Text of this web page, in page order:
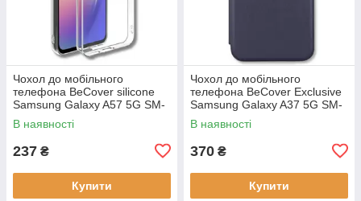
Чохол до мобільного
телефона BeCover silicone
Samsung Galaxy A57 5G SM-
A576 Transparent (714858)
В наявності
237 ₴
Купити
Чохол до мобільного
телефона BeCover Exclusive
Samsung Galaxy A37 5G SM-
A376 Deep Blue (715019)
В наявності
370 ₴
Купити